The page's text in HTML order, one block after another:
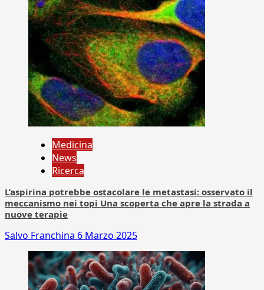
Medicina
News
Ricerca
L’aspirina potrebbe ostacolare le metastasi: osservato il
meccanismo nei topi Una scoperta che apre la strada a
nuove terapie
Salvo Franchina 6 Marzo 2025